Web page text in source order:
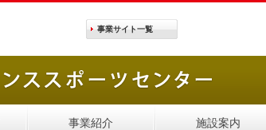
事業サイト一覧
事業紹介 施設案内